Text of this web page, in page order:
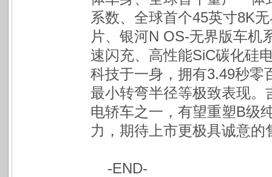
系数、全球首个45英寸8K
片、银河N OS-无界版车机
速闪充、高性能SiC碳化硅
科技于一身，拥有3.49秒零
最小转弯半径等极致表现
电轿车之一，有望重塑B级
力，期待上市更极具诚意的
-END-